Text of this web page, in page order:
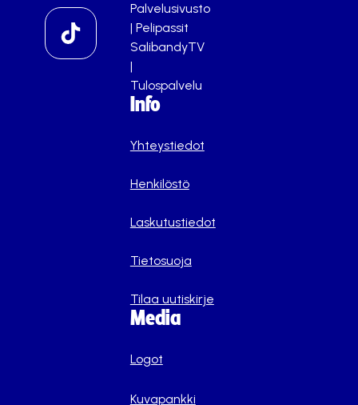
Palvelusivusto
| Pelipassit
SalibandyTV
|
Tulospalvelu
Info
Yhteystiedot
Henkilöstö
Laskutustiedot
Tietosuoja
Tilaa uutiskirje
Media
Logot
Kuvapankki